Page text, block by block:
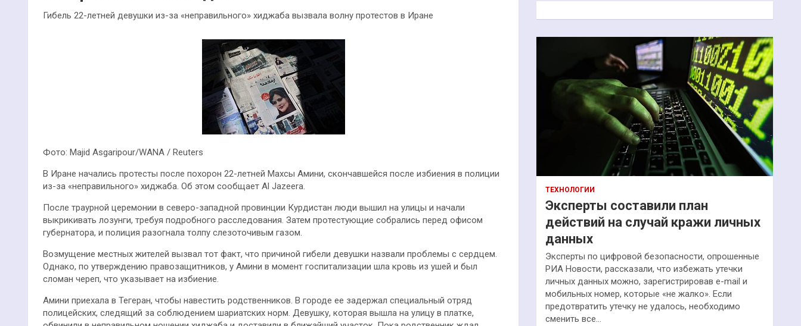
Гибель 22-летней девушки из-за «неправильного» хиджаба вызвала волну протестов в Иране
Фото: Majid Asgaripour/WANA / Reuters
В Иране начались протесты после похорон 22-летней Махсы Амини, скончавшейся после избиения в полиции
из-за «неправильного» хиджаба. Об этом сообщает Al Jazeera.
После траурной церемонии в северо-западной провинции Курдистан люди вышил на улицы и начали
выкрикивать лозунги, требуя подробного расследования. Затем протестующие собрались перед офисом
губернатора, и полиция разогнала толпу слезоточивым газом.
Возмущение местных жителей вызвал тот факт, что причиной гибели девушки назвали проблемы с сердцем.
Однако, по утверждению правозащитников, у Амини в момент госпитализации шла кровь из ушей и был
сломан череп, что указывает на избиение.
Амини приехала в Тегеран, чтобы навестить родственников. В городе ее задержал специальный отряд
полицейских, следящий за соблюдением шариатских норм. Девушку, которая вышла на улицу в платке,
к
ТЕХНОЛОГИИ
Эксперты составили план
действий на случай кражи личных
данных
Эксперты по цифровой безопасности, опрошенные
РИА Новости, рассказали, что избежать утечки
личных данных можно, зарегистрировав e-mail и
мобильных номер, которые «не жалко». Если
предотвратить утечку не удалось, необходимо
сменить все…